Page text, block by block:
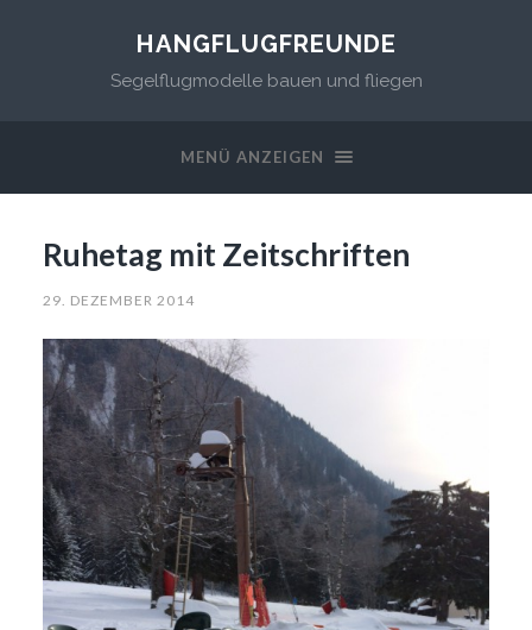
HANGFLUGFREUNDE
Segelflugmodelle bauen und fliegen
MENÜ ANZEIGEN
Ruhetag mit Zeitschriften
29. DEZEMBER 2014